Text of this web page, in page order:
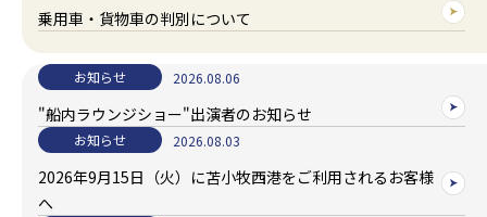
乗用車・貨物車の判別について
お知らせ 2026.08.06
"船内ラウンジショー"出演者のお知らせ
お知らせ 2026.08.03
2026年9月15日（火）に苫小牧西港をご利用されるお客様
へ